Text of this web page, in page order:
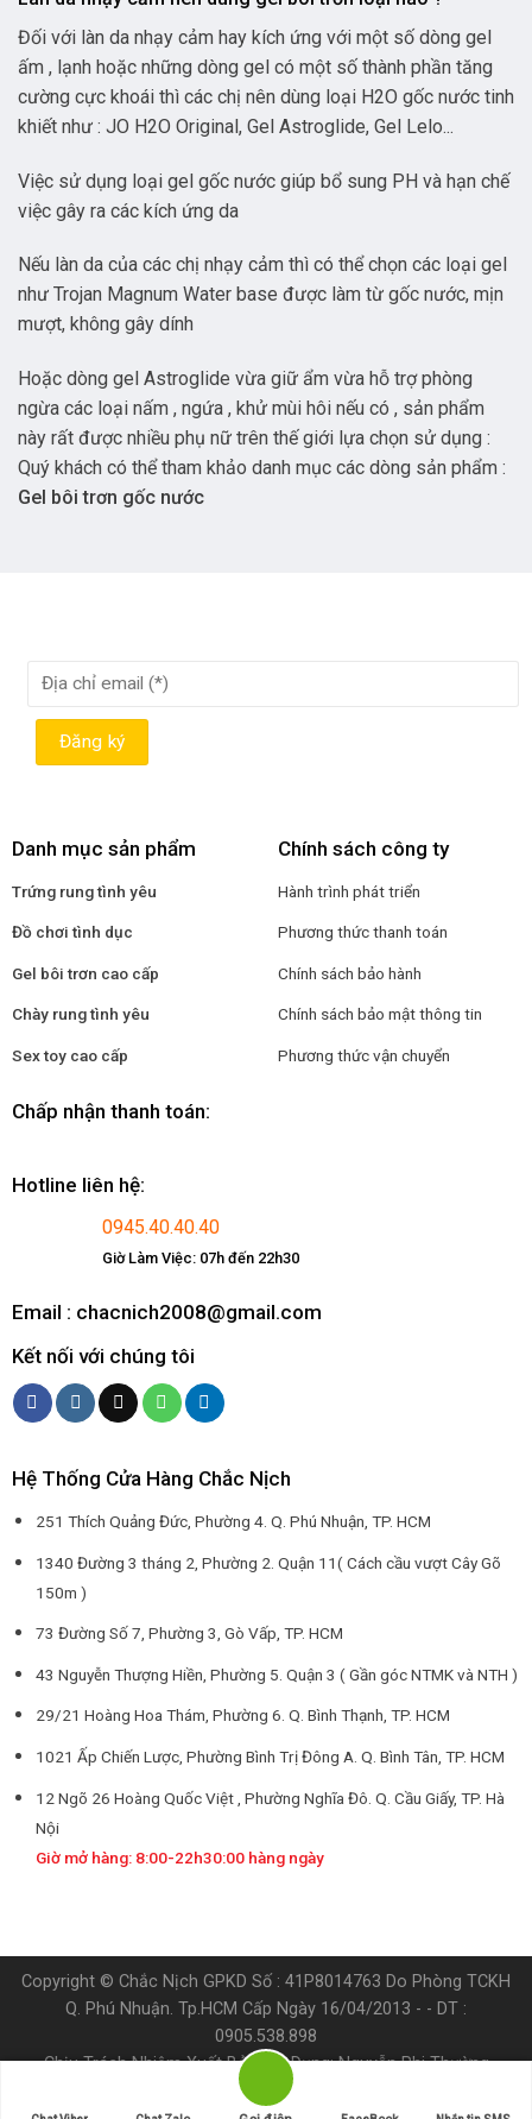
Đối với làn da nhạy cảm hay kích ứng với một số dòng gel
ấm , lạnh hoặc những dòng gel có một số thành phần tăng
cường cực khoái thì các chị nên dùng loại H2O gốc nước tinh
khiết như : JO H2O Original, Gel Astroglide, Gel Lelo...
Việc sử dụng loại gel gốc nước giúp bổ sung PH và hạn chế
việc gây ra các kích ứng da
Nếu làn da của các chị nhạy cảm thì có thể chọn các loại gel
như Trojan Magnum Water base được làm từ gốc nước, mịn
mượt, không gây dính
Hoặc dòng gel Astroglide vừa giữ ẩm vừa hỗ trợ phòng
ngừa các loại nấm , ngứa , khử mùi hôi nếu có , sản phẩm
này rất được nhiều phụ nữ trên thế giới lựa chọn sử dụng :
Quý khách có thể tham khảo danh mục các dòng sản phẩm :
Gel bôi trơn gốc nước
Danh mục sản phẩm
Trứng rung tình yêu
Đồ chơi tình dục
Gel bôi trơn cao cấp
Chày rung tình yêu
Sex toy cao cấp
Chính sách công ty
Hành trình phát triển
Phương thức thanh toán
Chính sách bảo hành
Chính sách bảo mật thông tin
Phương thức vận chuyển
Chấp nhận thanh toán:
Hotline liên hệ:
0945.40.40.40
Giờ Làm Việc: 07h đến 22h30
Email : chacnich2008@gmail.com
Kết nối với chúng tôi
Hệ Thống Cửa Hàng Chắc Nịch
251 Thích Quảng Đức, Phường 4. Q. Phú Nhuận, TP. HCM
1340 Đường 3 tháng 2, Phường 2. Quận 11( Cách cầu vượt Cây Gõ
150m )
73 Đường Số 7, Phường 3, Gò Vấp, TP. HCM
43 Nguyễn Thượng Hiền, Phường 5. Quận 3 ( Gần góc NTMK và NTH )
29/21 Hoàng Hoa Thám, Phường 6. Q. Bình Thạnh, TP. HCM
1021 Ấp Chiến Lược, Phường Bình Trị Đông A. Q. Bình Tân, TP. HCM
12 Ngõ 26 Hoàng Quốc Việt , Phường Nghĩa Đô. Q. Cầu Giấy, TP. Hà
Nội
Giờ mở hàng: 8:00-22h30:00 hàng ngày
Copyright © Chắc Nịch GPKD Số : 41P8014763 Do Phòng TCKH
Q. Phú Nhuận. Tp.HCM Cấp Ngày 16/04/2013 - - DT :
0905.538.898
Chịu Trách Nhiệm Xuất Bản Nội Dụng: Nguyễn Phi Thường